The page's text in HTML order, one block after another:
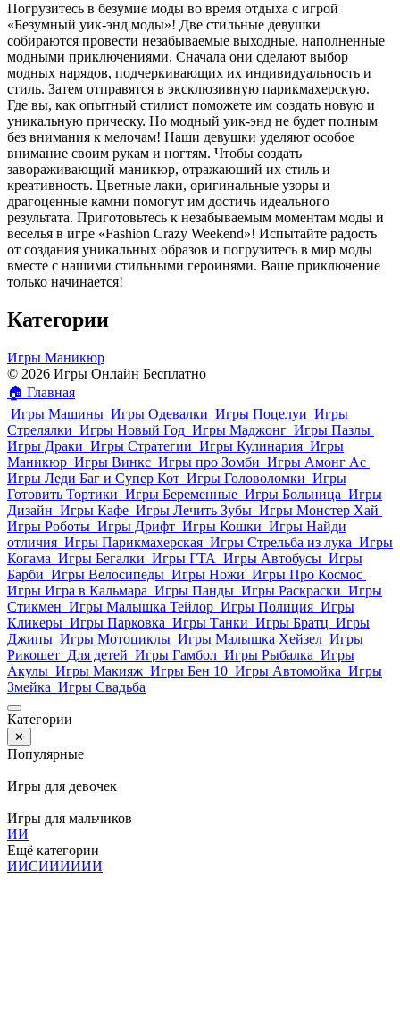
Погрузитесь в безумие моды во время отдыха с игрой
«Безумный уик-энд моды»! Две стильные девушки
собираются провести незабываемые выходные, наполненные
модными приключениями. Сначала они сделают выбор
модных нарядов, подчеркивающих их индивидуальность и
стиль. Затем отправятся в эксклюзивную парикмахерскую.
Где вы, как опытный стилист поможете им создать новую и
уникальную прическу. Но модный уик-энд не будет полным
без внимания к мелочам! Наши девушки уделяют особое
внимание своим рукам и ногтям. Чтобы создать
завораживающий маникюр, отражающий их стиль и
креативность. Цветные лаки, оригинальные узоры и
драгоценные камни помогут им достичь идеального
результата. Приготовьтесь к незабываемым моментам моды и
веселья в игре «Fashion Crazy Weekend»! Испытайте радость
от создания уникальных образов и погрузитесь в мир моды
вместе с нашими стильными героинями. Ваше приключение
только начинается!
Категории
Игры Маникюр
© 2026 Игры Онлайн Бесплатно
🏠 Главная
Игры Машины Игры Одевалки Игры Поцелуи Игры
Стрелялки Игры Новый Год Игры Маджонг Игры Пазлы
Игры Драки Игры Стратегии Игры Кулинария Игры
Маникюр Игры Винкс Игры про Зомби Игры Амонг Ас
Игры Леди Баг и Супер Кот Игры Головоломки Игры
Готовить Тортики Игры Беременные Игры Больница Игры
Дизайн Игры Кафе Игры Лечить Зубы Игры Монстер Хай
Игры Роботы Игры Дрифт Игры Кошки Игры Найди
отличия Игры Парикмахерская Игры Стрельба из лука Игры
Когама Игры Бегалки Игры ГТА Игры Автобусы Игры
Барби Игры Велосипеды Игры Ножи Игры Про Космос
Игры Игра в Кальмара Игры Панды Игры Раскраски Игры
Стикмен Игры Малышка Тейлор Игры Полиция Игры
Кликеры Игры Парковка Игры Танки Игры Братц Игры
Джипы Игры Мотоциклы Игры Малышка Хейзел Игры
Рикошет Для детей Игры Гамбол Игры Рыбалка Игры
Акулы Игры Макияж Игры Бен 10 Игры Автомойка Игры
Змейка Игры Свадьба
Категории
✕
Популярные
Игры для девочек
Игры для мальчиков
ИИ
Ещё категории
ИИСИИИИИИ